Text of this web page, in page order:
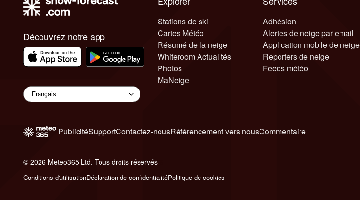
Découvrez notre app
Stations de ski
Cartes Météo
Résumé de la neige
Whiteroom Actualités
Photos
MaNeige
Adhésion
Alertes de neige par email
Application mobile de neige
Reporters de neige
Feeds météo
PublicitéSupportContactez-nousRéférencement vers nousCommentaire
© 2026 Meteo365 Ltd. Tous droits réservés
Conditions d'utilisationDéclaration de confidentialitéPolitique de cookies